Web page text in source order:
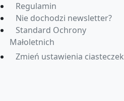
Regulamin
Nie dochodzi newsletter?
Standard Ochrony
Małoletnich
Zmień ustawienia ciasteczek